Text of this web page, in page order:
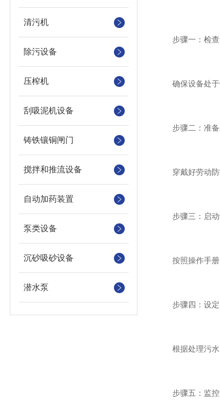
清污机
除污设备
压榨机
刮吸泥机设备
铸铁镶铜闸门
搅拌和推流设备
自动加药装置
泵类设备
沉砂吸砂设备
潜水泵
步骤一：检查
确保设备处于
步骤二：准备
穿戴好劳动防
步骤三：启动
按照操作手册
步骤四：设定
根据处理污水
步骤五：监控